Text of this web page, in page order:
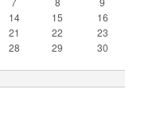
14 15
16
21 22
23
28 29
30